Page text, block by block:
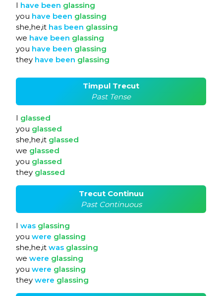
I have been glassing
you have been glassing
she,he,it has been glassing
we have been glassing
you have been glassing
they have been glassing
Timpul Trecut
Past Tense
I glassed
you glassed
she,he,it glassed
we glassed
you glassed
they glassed
Trecut Continuu
Past Continuous
I was glassing
you were glassing
she,he,it was glassing
we were glassing
you were glassing
they were glassing